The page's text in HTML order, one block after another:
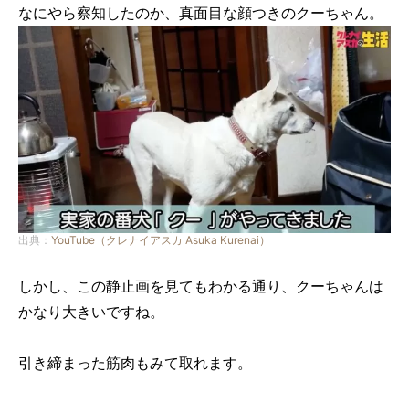
なにやら察知したのか、真面目な顔つきのクーちゃん。
出典： YouTube（クレナイアスカ Asuka Kurenai）
しかし、この静止画を見てもわかる通り、クーちゃんは
かなり大きいですね。
引き締まった筋肉もみて取れます。